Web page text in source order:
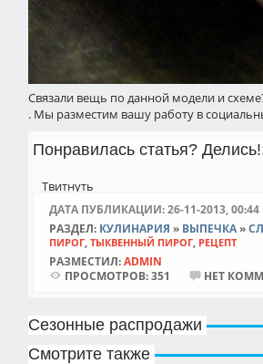
Связали вещь по данной модели и
. Мы разместим вашу работу в
Понравилась статья?
Твитнуть
ДАТА ПУБЛИКАЦИИ: 26-11-2013, 00:44
РАЗДЕЛ: КУЛИНАРИЯ » ВЫПЕЧКА»
ПИРОГ, ТЫКВЕННЫЙ ПИРОГ, РЕЦЕПТ
РАЗМЕСТИЛ:ADMIN
ПРОСМОТРОВ:351 НЕТ
Сезонные распродажи
Смотрите также